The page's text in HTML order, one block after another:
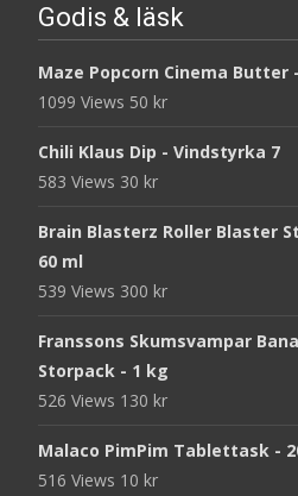
Godis & läsk
Maze Popcorn Cinema Butter
1099 Views 50 kr
Chili Klaus Dip - Vindstyrka 7
583 Views 30 kr
Brain Blasterz Roller Blaster
60 ml
539 Views 300 kr
Franssons Skumsvampar
Storpack - 1 kg
526 Views 130 kr
Malaco PimPim Tablettask -
516 Views 10 kr